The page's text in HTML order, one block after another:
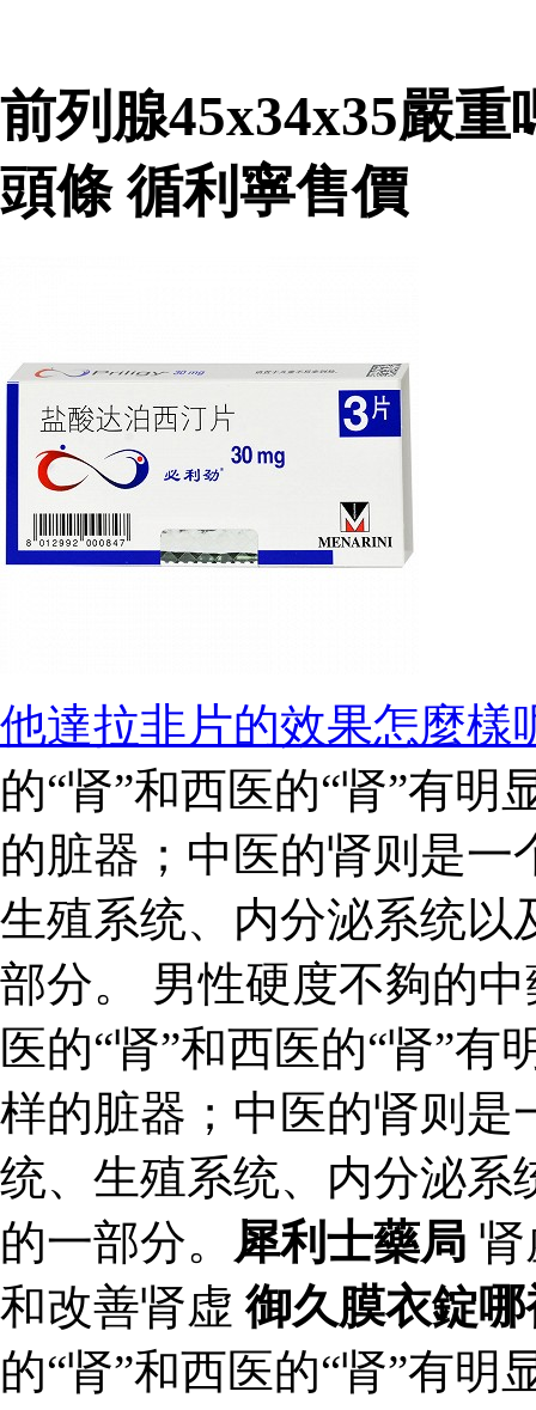
前列腺45x34x35嚴
頭條 循利寧售價
他達拉非片的效果怎麼樣
的“肾”和西医的“肾”有
的脏器；中医的肾则是
生殖系统、内分泌系统以
部分。 男性硬度不夠的
医的“肾”和西医的“肾”
样的脏器；中医的肾则是
统、生殖系统、内分泌系
的一部分。 犀利士藥局
和改善肾虚御久膜衣錠
的“肾”和西医的“肾”有